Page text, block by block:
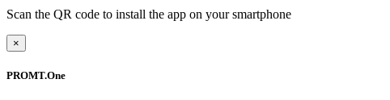
Scan the QR code to install the app on your smartphone
×
PROMT.One